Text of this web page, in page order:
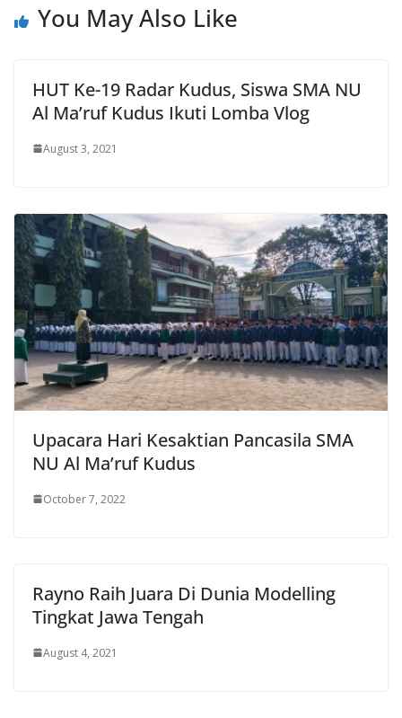
You May Also Like
HUT Ke-19 Radar Kudus, Siswa SMA NU
Al Ma’ruf Kudus Ikuti Lomba Vlog
August 3, 2021
Upacara Hari Kesaktian Pancasila SMA
NU Al Ma’ruf Kudus
October 7, 2022
Rayno Raih Juara Di Dunia Modelling
Tingkat Jawa Tengah
August 4, 2021